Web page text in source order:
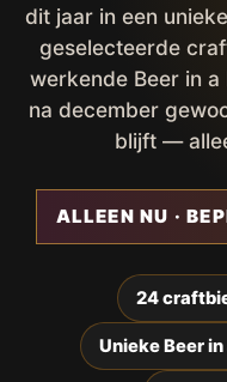
dit jaar in een
geselecteerde
werkende Beer in
na december
blijft —
ALLEEN NU ·
24
Unieke Beer